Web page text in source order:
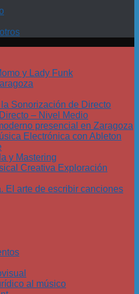
y Lady Funk
Sonorización de Directo
– Nivel Medio
presencial en Zaragoza
Electrónica con Ableton
y Mastering
Creativa Exploración
El arte de escribir canciones
al músico